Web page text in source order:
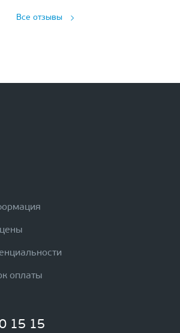
Все отзывы
оплаты
15 15